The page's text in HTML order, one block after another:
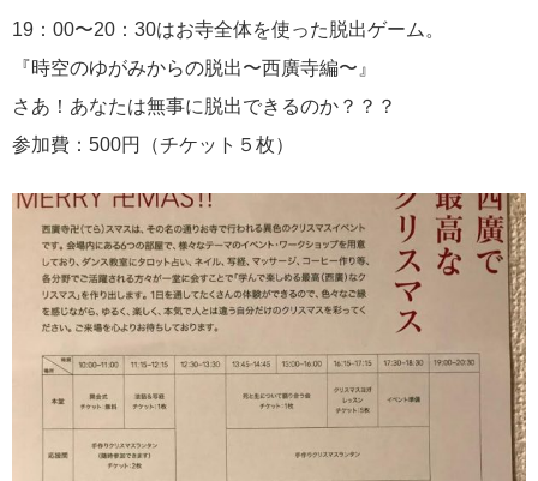
19：00〜20：30はお寺全体を使った脱出ゲーム。
『時空のゆがみからの脱出〜西廣寺編〜』
さあ！あなたは無事に脱出できるのか？？？
参加費：500円（チケット５枚）